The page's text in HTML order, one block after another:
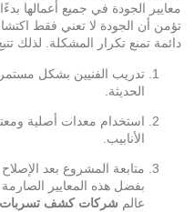
معايير الجودة في جميع أعمالها
تؤمن أن الجودة لا تعني فقط
دائمة تمنع تكرار المشكلة. لذلك
تدريب الفنيين بشكل
الحديثة.
استخدام معدات أصلية
الأنابيب.
متابعة المشروع بعد
بفضل هذه المعايير
عالم شركات كشف تسربات